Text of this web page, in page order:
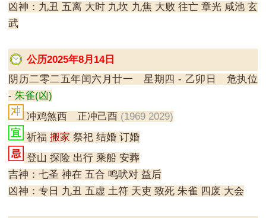
凶神：九丑 五离 大时 九坎 九焦 大败 往亡 章光 咸池 玄
武
公历2025年8月14日
阴历二零二五年闰六月廿一 星期四 - 乙卯日 危执位
- 朱雀(凶)
冲鸡煞西 正冲己酉 (1969 2029)
祈福 搬家 祭祀 结婚 订婚
登山 探险 出行 乘船 安葬
吉神：七圣 神在 五合 鸣吠对 益后
凶神：专日 九丑 五虚 土符 天吏 致死 朱雀 四废 大会